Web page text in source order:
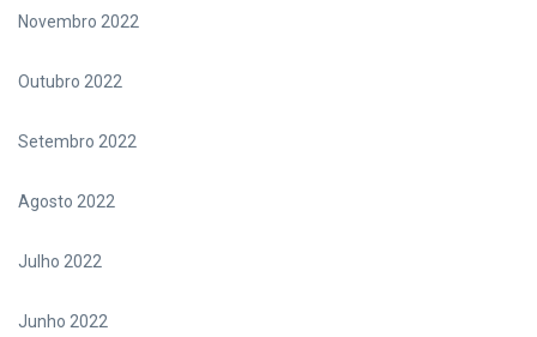
Novembro 2022
Outubro 2022
Setembro 2022
Agosto 2022
Julho 2022
Junho 2022